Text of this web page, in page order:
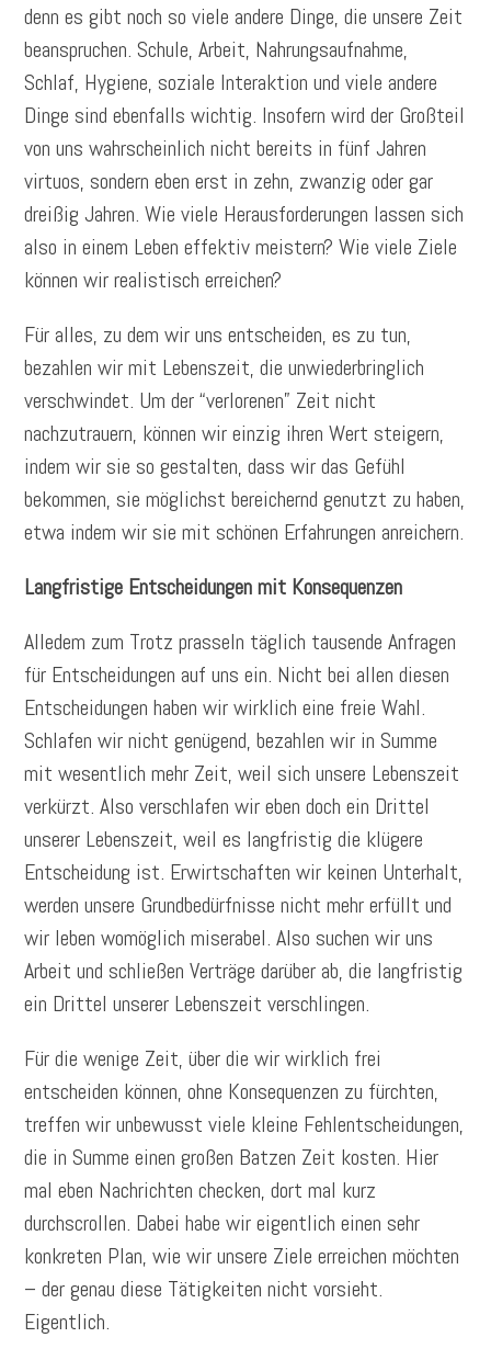
denn es gibt noch so viele andere Dinge, die unsere Zeit
beanspruchen. Schule, Arbeit, Nahrungsaufnahme,
Schlaf, Hygiene, soziale Interaktion und viele andere
Dinge sind ebenfalls wichtig. Insofern wird der Großteil
von uns wahrscheinlich nicht bereits in fünf Jahren
virtuos, sondern eben erst in zehn, zwanzig oder gar
dreißig Jahren. Wie viele Herausforderungen lassen sich
also in einem Leben effektiv meistern? Wie viele Ziele
können wir realistisch erreichen?
Für alles, zu dem wir uns entscheiden, es zu tun,
bezahlen wir mit Lebenszeit, die unwiederbringlich
verschwindet. Um der “verlorenen” Zeit nicht
nachzutrauern, können wir einzig ihren Wert steigern,
indem wir sie so gestalten, dass wir das Gefühl
bekommen, sie möglichst bereichernd genutzt zu haben,
etwa indem wir sie mit schönen Erfahrungen anreichern.
Langfristige Entscheidungen mit Konsequenzen
Alledem zum Trotz prasseln täglich tausende Anfragen
für Entscheidungen auf uns ein. Nicht bei allen diesen
Entscheidungen haben wir wirklich eine freie Wahl.
Schlafen wir nicht genügend, bezahlen wir in Summe
mit wesentlich mehr Zeit, weil sich unsere Lebenszeit
verkürzt. Also verschlafen wir eben doch ein Drittel
unserer Lebenszeit, weil es langfristig die klügere
Entscheidung ist. Erwirtschaften wir keinen Unterhalt,
werden unsere Grundbedürfnisse nicht mehr erfüllt und
wir leben womöglich miserabel. Also suchen wir uns
Arbeit und schließen Verträge darüber ab, die langfristig
ein Drittel unserer Lebenszeit verschlingen.
Für die wenige Zeit, über die wir wirklich frei
entscheiden können, ohne Konsequenzen zu fürchten,
treffen wir unbewusst viele kleine Fehlentscheidungen,
die in Summe einen großen Batzen Zeit kosten. Hier
mal eben Nachrichten checken, dort mal kurz
durchscrollen. Dabei habe wir eigentlich einen sehr
konkreten Plan, wie wir unsere Ziele erreichen möchten
– der genau diese Tätigkeiten nicht vorsieht.
Eigentlich.